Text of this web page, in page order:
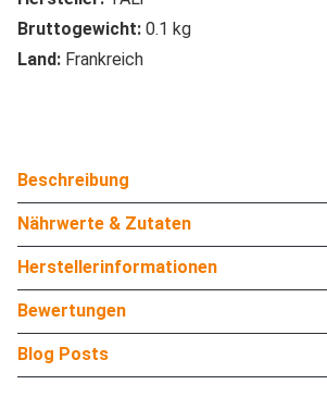
Bruttogewicht: 0.1 kg
Land: Frankreich
Beschreibung
Nährwerte & Zutaten
Herstellerinformationen
Bewertungen
Blog Posts